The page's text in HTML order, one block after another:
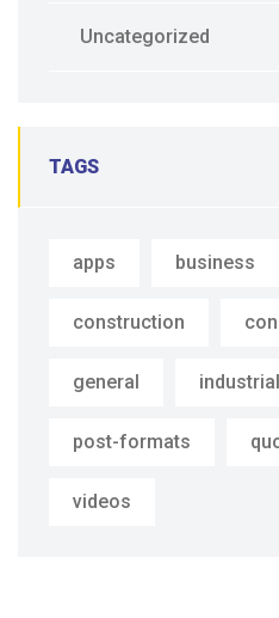
Uncategorized
TAGS
apps business
construction
general industrial
post-formats
videos